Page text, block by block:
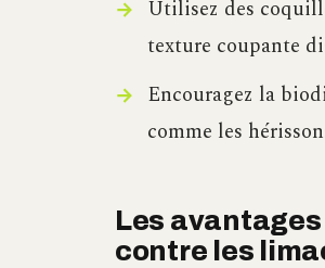
Utilisez des
texture coupante
Encouragez la
comme les
Les
contre les